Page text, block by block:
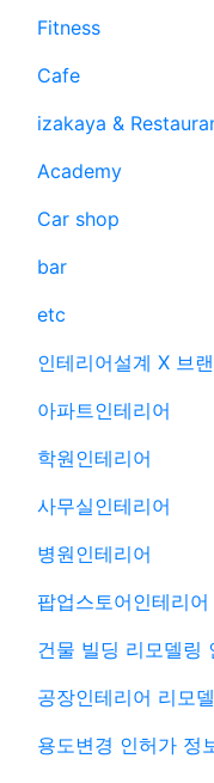
Fitness
Cafe
izakaya &
Academy
Car shop
bar
etc
인테리어설계 X 브
아파트인테리어
학원인테리어
사무실인테리어
병원인테리어
팝업스토어인테리어
건물 빌딩 리모델링
공장인테리어 리모
용도변경 인허가 정